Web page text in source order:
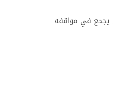
يجمع في مواقفه